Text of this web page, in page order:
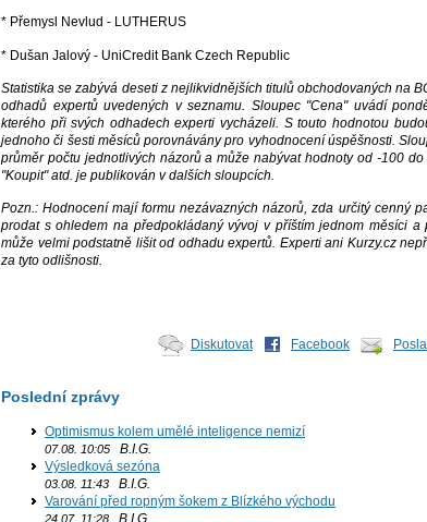
* Přemysl Nevlud - LUTHERUS
* Dušan Jalový - UniCredit Bank Czech Republic
Statistika se zabývá deseti z nejlikvidnějších titulů obchodovaných na
odhadů expertů uvedených v seznamu. Sloupec "Cena" uvádí
kterého při svých odhadech experti vycházeli. S touto hodnotou
jednoho či šesti měsíců porovnávány pro vyhodnocení úspěšnosti.
průměr počtu jednotlivých názorů a může nabývat hodnoty od -100 do
"Koupit" atd. je publikován v dalších sloupcích.
Pozn.: Hodnocení mají formu nezávazných názorů, zda určitý cenný
prodat s ohledem na předpokládaný vývoj v příštím jednom měsíci a
může velmi podstatně lišit od odhadu expertů. Experti ani Kurzy.cz
za tyto odlišnosti.
Diskutovat Facebook
Poslední zprávy
Optimismus kolem umělé inteligence nemizí
07.08. 10:05 B.I.G.
Výsledková sezóna
03.08. 11:43 B.I.G.
Varování před ropným šokem z Blízkého východu
24.07. 11:28 B.I.G.